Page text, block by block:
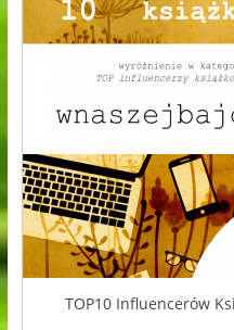
TOP10 Influencerów